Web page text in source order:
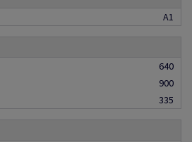
A1
640
900
335